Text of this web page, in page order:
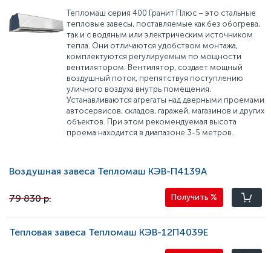
Тепломаш серия 400 Гранит Плюс – это стальные
тепловые завесы, поставляемые как без обогрева,
так и с водяным или электрическим источником
тепла. Они отличаются удобством монтажа,
комплектуются регулируемым по мощности
вентилятором. Вентилятор, создает мощный
воздушный поток, препятствуя поступлению
уличного воздуха внутрь помещения.
Устанавливаются агрегаты над дверными проемами
автосервисов, складов, гаражей, магазинов и других
объектов. При этом рекомендуемая высота
проема находится в диапазоне 3-5 метров.
Воздушная завеса Тепломаш КЭВ-П4139A
79 830 р. Получить %
Тепловая завеса Тепломаш КЭВ-12П4039Е